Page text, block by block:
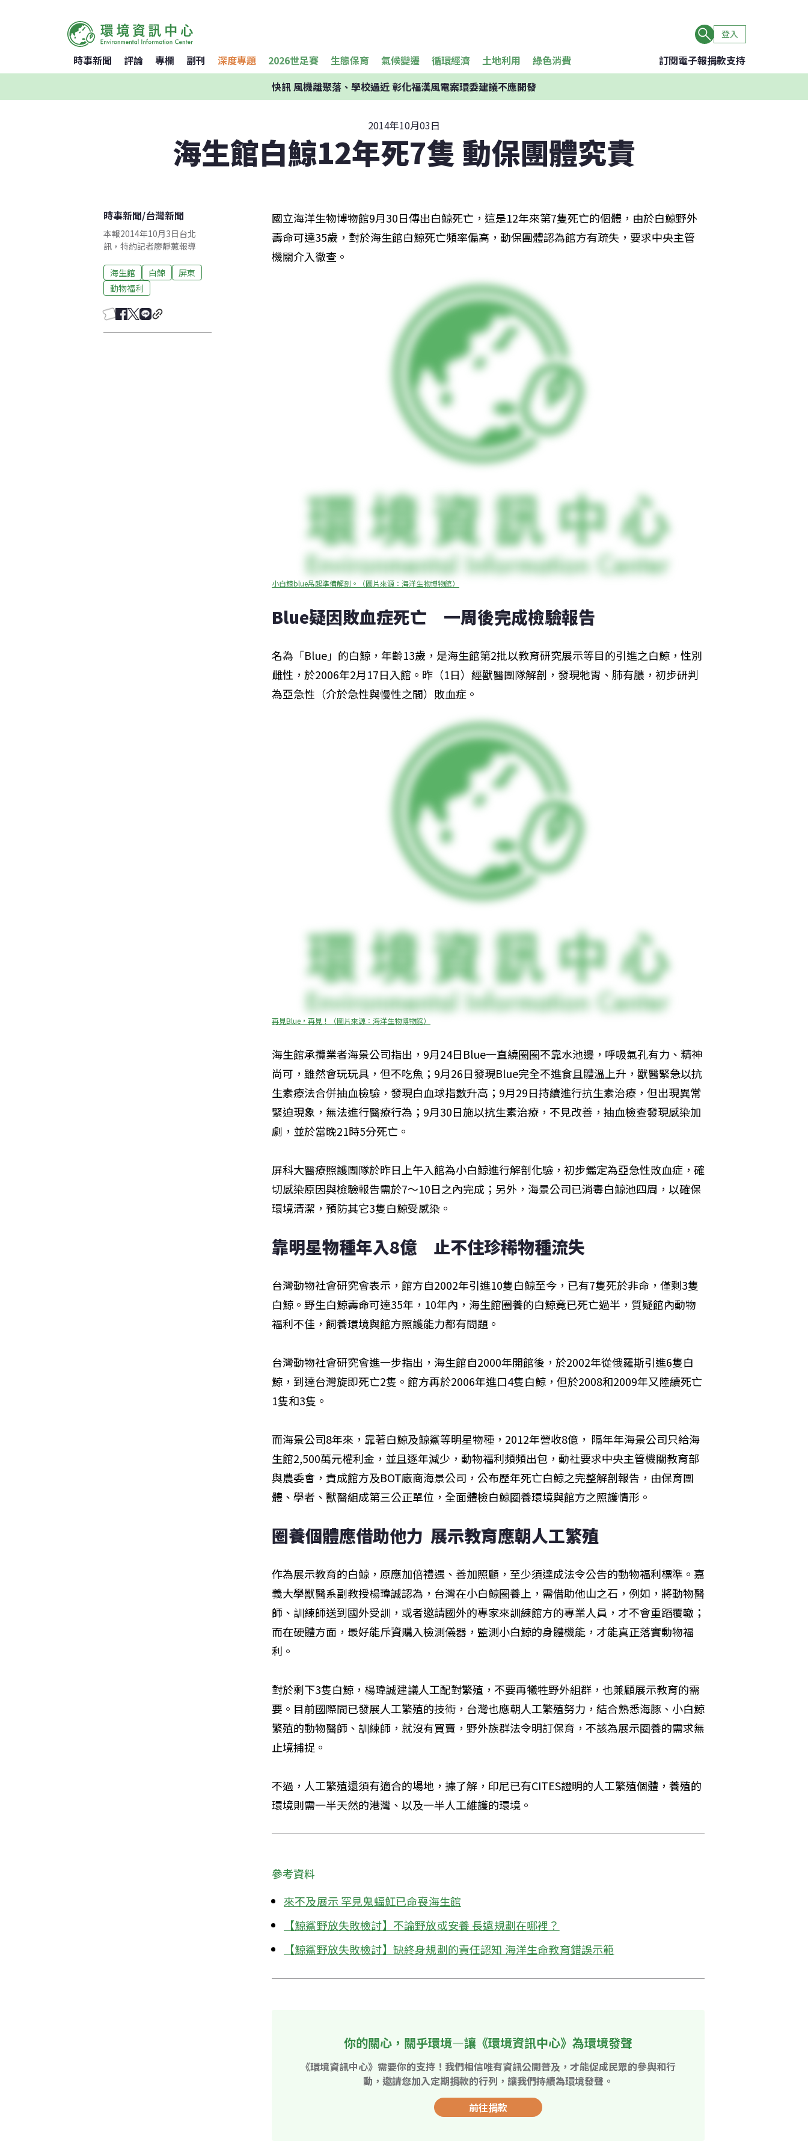
登入
時事新聞 評論 專欄 副刊 深度專題 2026世足賽 生態保育 氣候變遷 循環經濟 土地利用 綠色消費 訂閱電子報捐款支持
快訊風機離聚落、學校過近 彰化福漢風電案環委建議不應開發
2014年10月03日
海生館白鯨12年死7隻 動保團體究責
時事新聞/台灣新聞
本報2014年10月3日台北
訊，特約記者廖靜蕙報導
海生館 白鯨
屏東
動物福利
國立海洋生物博物館9月30日傳出白鯨死亡，這是12年來第7隻死亡的個體，由於白鯨野外
壽命可達35歲，對於海生館白鯨死亡頻率偏高，動保團體認為館方有疏失，要求中央主管
機關介入徹查。
小白鯨blue吊起準備解剖。（圖片來源：海洋生物博物館）
Blue疑因敗血症死亡　一周後完成檢驗報告
名為「Blue」的白鯨，年齡13歲，是海生館第2批以教育研究展示等目的引進之白鯨，性別
雌性，於2006年2月17日入館。昨（1日）經獸醫團隊解剖，發現牠胃、肺有膿，初步研判
為亞急性（介於急性與慢性之間）敗血症。
再見Blue，再見！（圖片來源：海洋生物博物館）
海生館承攬業者海景公司指出，9月24日Blue一直繞圈圈不靠水池邊，呼吸氣孔有力、精神
尚可，雖然會玩玩具，但不吃魚；9月26日發現Blue完全不進食且體溫上升，獸醫緊急以抗
生素療法合併抽血檢驗，發現白血球指數升高；9月29日持續進行抗生素治療，但出現異常
緊迫現象，無法進行醫療行為；9月30日施以抗生素治療，不見改善，抽血檢查發現感染加
劇，並於當晚21時5分死亡。
屏科大醫療照護團隊於昨日上午入館為小白鯨進行解剖化驗，初步鑑定為亞急性敗血症，確
切感染原因與檢驗報告需於7～10日之內完成；另外，海景公司已消毒白鯨池四周，以確保
環境清潔，預防其它3隻白鯨受感染。
靠明星物種年入8億　止不住珍稀物種流失
台灣動物社會研究會表示，館方自2002年引進10隻白鯨至今，已有7隻死於非命，僅剩3隻
白鯨。野生白鯨壽命可達35年，10年內，海生館圈養的白鯨竟已死亡過半，質疑館內動物
福利不佳，飼養環境與館方照護能力都有問題。
台灣動物社會研究會進一步指出，海生館自2000年開館後，於2002年從俄羅斯引進6隻白
鯨，到達台灣旋即死亡2隻。館方再於2006年進口4隻白鯨，但於2008和2009年又陸續死亡
1隻和3隻。
而海景公司8年來，靠著白鯨及鯨鯊等明星物種，2012年營收8億， 隔年年海景公司只給海
生館2,500萬元權利金，並且逐年減少，動物福利頻頻出包，動社要求中央主管機關教育部
與農委會，責成館方及BOT廠商海景公司，公布歷年死亡白鯨之完整解剖報告，由保育團
體、學者、獸醫組成第三公正單位，全面體檢白鯨圈養環境與館方之照護情形。
圈養個體應借助他力  展示教育應朝人工繁殖
作為展示教育的白鯨，原應加倍禮遇、善加照顧，至少須達成法令公告的動物福利標準。嘉
義大學獸醫系副教授楊瑋誠認為，台灣在小白鯨圈養上，需借助他山之石，例如，將動物醫
師、訓練師送到國外受訓，或者邀請國外的專家來訓練館方的專業人員，才不會重蹈覆轍；
而在硬體方面，最好能斥資購入檢測儀器，監測小白鯨的身體機能，才能真正落實動物福
利。
對於剩下3隻白鯨，楊瑋誠建議人工配對繁殖，不要再犧牲野外組群，也兼顧展示教育的需
要。目前國際間已發展人工繁殖的技術，台灣也應朝人工繁殖努力，結合熟悉海豚、小白鯨
繁殖的動物醫師、訓練師，就沒有買賣，野外族群法令明訂保育，不該為展示圈養的需求無
止境捕捉。
不過，人工繁殖還須有適合的場地，據了解，印尼已有CITES證明的人工繁殖個體，養殖的
環境則需一半天然的港灣、以及一半人工維護的環境。
參考資料
來不及展示 罕見鬼蝠魟已命喪海生館
【鯨鯊野放失敗檢討】不論野放或安養 長遠規劃在哪裡？
【鯨鯊野放失敗檢討】缺終身規劃的責任認知 海洋生命教育錯誤示範
你的關心，關乎環境—讓《環境資訊中心》為環境發聲
《環境資訊中心》需要你的支持！我們相信唯有資訊公開普及，才能促成民眾的參與和行
動，邀請您加入定期捐款的行列，讓我們持續為環境發聲。
前往捐款